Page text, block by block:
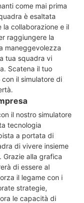
come mai prima
è esaltata
collaborazione e il
raggiungere la
maneggevolezza
tua squadra vi
Scatena il tuo
il simulatore di
il nostro simulatore
tecnologia
a portata di
di vivere insieme
Grazie alla grafica
di essere al
il legame con i
strategie,
le capacità di